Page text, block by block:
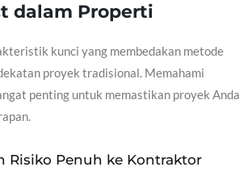
dalam Properti
kunci yang membedakan metode
proyek tradisional. Memahami
penting untuk memastikan proyek Anda
Risiko Penuh ke Kontraktor